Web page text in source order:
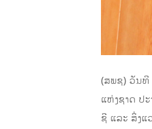
(ສພຊ) ວັນທີ
ແຫ່ງຊາດ ປ
ຊີ ແລະ ສິ່ງແ